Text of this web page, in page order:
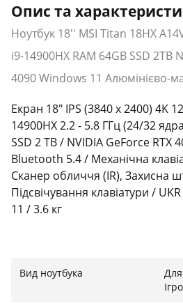
Опис та
Ноутбук 18'' MSI Titan 18HX
i9-14900HX RAM 64GB SSD 2TB
4090 Windows 11 Алюмінієво-
Екран 18" IPS (3840 x 2400) 4K
14900HX 2.2 - 5.8 ГГц (24/32
SSD 2 TB / NVIDIA GeForce RTX
Bluetooth 5.4 / Механічна
Сканер обличчя (IR), Захисна
Підсвічування клавіатури /
11 / 3.6 кг
Безкомпромісна потужність
Вид ноутбука